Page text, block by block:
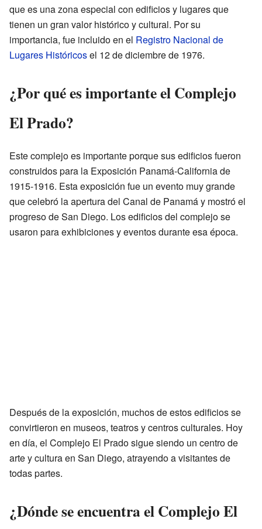
que es una zona especial con edificios y lugares que
tienen un gran valor histórico y cultural. Por su
importancia, fue incluido en el Registro Nacional de
Lugares Históricosel 12 de diciembre de 1976.
¿Por qué es importante el Complejo
El Prado?
Este complejo es importante porque sus edificios fueron
construidos para la Exposición Panamá-California de
1915-1916. Esta exposición fue un evento muy grande
que celebró la apertura del Canal de Panamá y mostró el
progreso de San Diego. Los edificios del complejo se
usaron para exhibiciones y eventos durante esa época.
Después de la exposición, muchos de estos edificios se
convirtieron en museos, teatros y centros culturales. Hoy
en día, el Complejo El Prado sigue siendo un centro de
arte y cultura en San Diego, atrayendo a visitantes de
todas partes.
¿Dónde se encuentra el Complejo El